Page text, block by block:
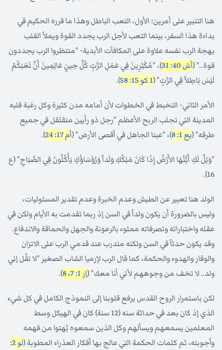
هنا التنبير على أمرين: الأول، التعب الباطل وهذا ما قرره الحكيم في
بداءة هذا السفر، بينما التعب لأجل الرب يجدد القوة ويملأ القلب
بهجة الرب نفسه علاوة على المكافآت الأبدية- "منتظروا الرب يجددون
قوة.." (أش 40: 31
)، "مُكْثِرِينَ فِي عَمَلِ الرَّبِّ كُلَّ حِينٍ عَالِمِينَ أَنَّ تَعَبَكُمْ
لَيْسَ بَاطِلاً فِي الرَّبِّ" (1 كو 15: 58 ).
الأمر الثاني- التخبط في الخطوات لأن أمامه مدن كثيرة وكل رغبة قلبه
المدينة التي تجلب الربح الأعظم "رجل ذو رأيين متقلقل في جميع
طرقه" (يع 1: 8 )، "عبنا الجاهل في أقصى الأرض" (أم 17: 24 ).
"وَيْلٌ لَكِ أَيَّتُهَا الأَرْضُ إِذَا كَانَ مَلِكُكِ وَلَداً وَرُؤَسَاؤُكِ يَأْكُلُونَ فِي الصَّبَاحِ" (ع
16).
الولد هنا تعبير عن الطيش وعدم الخبرة وعدم تقدير المسئوليات،
وليس بالضرورة أن يكون ولداً في السن إذ ربما تقدمت به الأيام ولكن في
عقله واختباراته وتصرفاته مملوء بالرعونة والجهل والحماقة والاندفاع.
وقد يكون حدثاً في السن ولكنه متدرب عند قدمي الرب على الاتزان
والوقار والهدوء والحكمة، كما قال الرب لإرميا الشاب الصغير "لا تقُل إني
ولد.. لا تخف من وجوههم لأني أنا معك" (إر 1: 7، 8 ).
لكن باستمرار الروح القدس يرفع قلوبنا إلى النموذج الكامل في كل شيء
الذي إذ كان بعد في حداثة سنه (12 سنة) كان في الهيكل وسط
المعلمين يسمعهم ويسألهم وكل الذين سمعوه بُهتوا من فهمه
وأجوبته، ثم كلمات الحكمة التي عالج بها أفكار العذراء المطوبة (
لو 2: